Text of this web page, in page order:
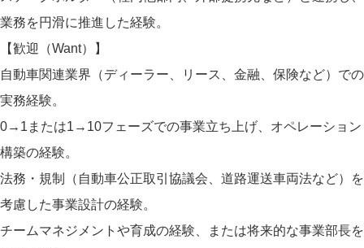
業務を円滑に推進した経験。
【歓迎（Want）】
自動車関連業界（ディーラー、リース、金融、保険など）での
実務経験。
0→1または1→10フェーズでの事業立ち上げ、オペレーション
構築の経験。
法務・規制（自動車公正取引協議会、道路運送車両法など）を
考慮した事業設計の経験。
チームマネジメントや育成の経験、または将来的な事業部長を